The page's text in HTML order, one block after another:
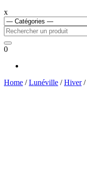
x
0
Home /Lunéville /Hiver/